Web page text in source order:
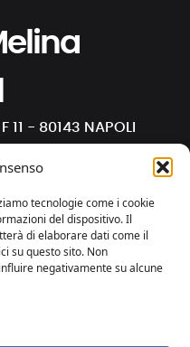
tecnologie come i cookie
del dispositivo. Il
di elaborare dati come il
su questo sito. Non
negativamente su alcune
- 80143 NAPOLI
⋅